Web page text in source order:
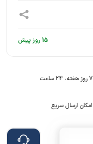
15 روز پیش
7 روز هفته، 24 ساعت
امکان ارسال سریع